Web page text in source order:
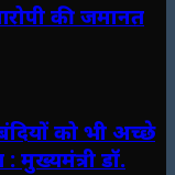
की जमानत
को भी अच्छे
मुख्यमंत्री डॉ.